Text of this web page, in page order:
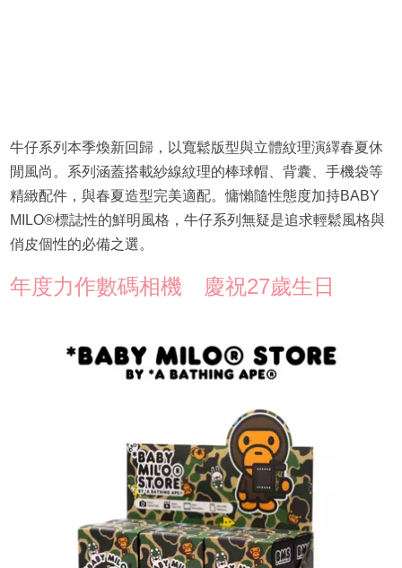
牛仔系列本季煥新回歸，以寬鬆版型與立體紋理演繹春夏休
閒風尚。系列涵蓋搭載紗線紋理的棒球帽、背囊、手機袋等
精緻配件，與春夏造型完美適配。慵懶隨性態度加持BABY
MILO®標誌性的鮮明風格，牛仔系列無疑是追求輕鬆風格與
俏皮個性的必備之選。
年度力作數碼相機 慶祝27歲生日